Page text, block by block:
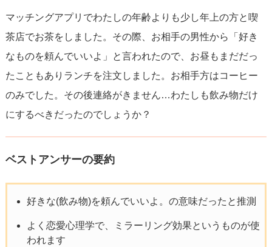
マッチングアプリでわたしの年齢よりも少し年上の方と喫
茶店でお茶をしました。その際、お相手の男性から「好き
なものを頼んでいいよ」と言われたので、お昼もまだだっ
たこともありランチを注文しました。お相手方はコーヒー
のみでした。その後連絡がきません…わたしも飲み物だけ
にするべきだったのでしょうか？
ベストアンサーの要約
好きな(飲み物)を頼んでいいよ。の意味だったと推測
よく恋愛心理学で、ミラーリング効果というものが使
われます